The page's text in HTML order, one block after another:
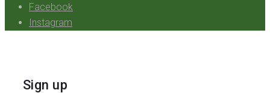
Facebook
Instagram
Sign up